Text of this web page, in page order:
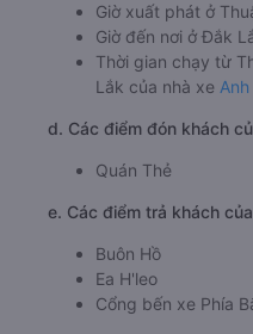
Giờ xuất phát ở
Giờ đến nơi ở Đắk
Thời gian chạy từ
Lắk của nhà xe
d. Các điểm đón khách
Quán Thẻ
e. Các điểm trả khách
Buôn Hồ
Ea H'leo
Cổng bến xe Phía